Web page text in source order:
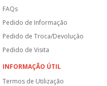
FAQs
Pedido de Informação
Pedido de Troca/Devolução
Pedido de Visita
INFORMAÇÃO ÚTIL
Termos de Utilização